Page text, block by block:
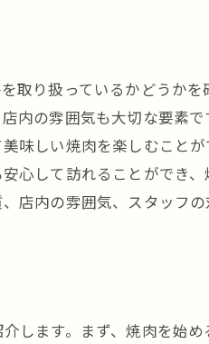
らす体験
の良い焼肉店の見つけ方
店を探す
スを楽しむ
したメニュー
取り扱っているかどうか
内の雰囲気も大切な要素
味しい焼肉を楽しむこと
心して訪れることができ
店内の雰囲気、スタッフ
します。まず、焼肉を始